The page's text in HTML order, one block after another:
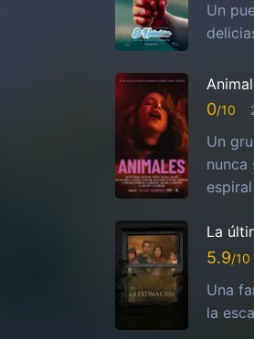
Un
0
Un
nunca
La
5.9
Una
la